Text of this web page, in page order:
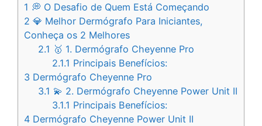
1 💭 O Desafio de Quem Está Começando
2 💎 Melhor Dermógrafo Para Iniciantes,
Conheça os 2 Melhores
2.1 🥇 1. Dermógrafo Cheyenne Pro
2.1.1 Principais Benefícios:
3 Dermógrafo Cheyenne Pro
3.1 💫 2. Dermógrafo Cheyenne Power Unit II
3.1.1 Principais Benefícios:
4 Dermógrafo Cheyenne Power Unit II